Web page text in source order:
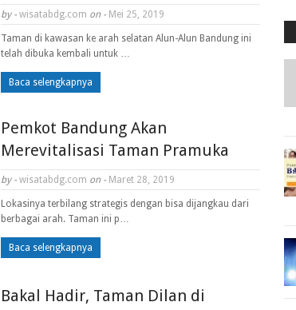
by - wisatabdg.com on - Mei 25, 2019
Taman di kawasan ke arah selatan Alun-Alun Bandung ini
telah dibuka kembali untuk …
Baca selengkapnya
Pemkot Bandung Akan
Merevitalisasi Taman Pramuka
by - wisatabdg.com on - Maret 28, 2019
Lokasinya terbilang strategis dengan bisa dijangkau dari
berbagai arah. Taman ini p…
Baca selengkapnya
Bakal Hadir, Taman Dilan di